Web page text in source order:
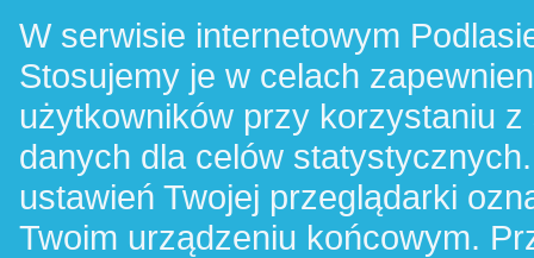
W serwisie internetowym
Stosujemy je w celach
użytkowników przy korzystaniu
danych dla celów
ustawień Twojej przeglądarki
Twoim urządzeniu końcowym.